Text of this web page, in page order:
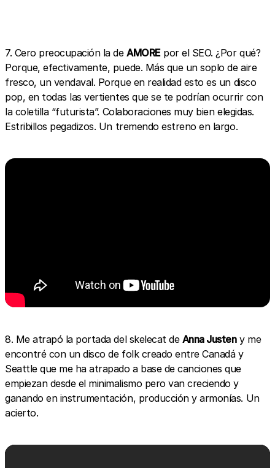
7. Cero preocupación la deAMOREpor el SEO. ¿Por qué?
Porque, efectivamente, puede. Más que un soplo de aire
fresco, un vendaval. Porque en realidad esto es un disco
pop, en todas las vertientes que se te podrían ocurrir con
la coletilla “futurista”. Colaboraciones muy bien elegidas.
Estribillos pegadizos. Un tremendo estreno en largo.
8. Me atrapó la portada del skelecat de Anna Justeny me
encontré con un disco de folk creado entre Canadá y
Seattle que me ha atrapado a base de canciones que
empiezan desde el minimalismo pero van creciendo y
ganando en instrumentación, producción y armonías. Un
acierto.